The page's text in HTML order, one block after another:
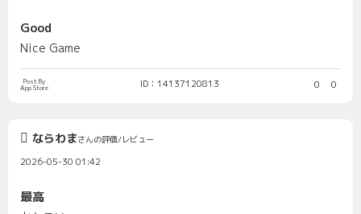
Good
Nice Game
Post By
App Store ID：14137120813 0 0
ならわまさんの評価/レビュー
2026-05-30 01:42
最高